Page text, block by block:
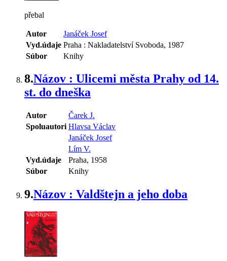
přebal
Autor
Janáček Josef
Vyd.údaje Praha : Nakladatelství Svoboda, 1987
Súbor
Knihy
8.Názov : Ulicemi města Prahy od 14.
st. do dneška
Autor
Čarek J.
Spoluautori Hlavsa Václav
Janáček Josef
Lím V.
Vyd.údaje
Praha, 1958
Súbor
Knihy
9.Názov : Valdštejn a jeho doba